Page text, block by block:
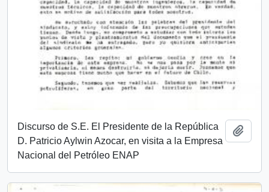
Discurso de S.E. El Presidente de la República
D. Patricio Aylwin Azocar, en visita a la Empresa
Nacional del Petróleo ENAP